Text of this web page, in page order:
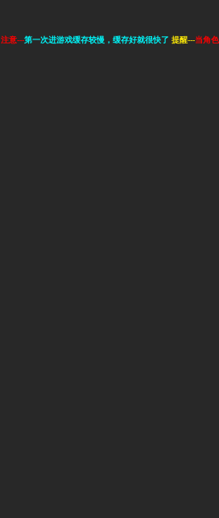
注意---第一次进游戏缓存较慢，缓存好就很快了 提醒---当角